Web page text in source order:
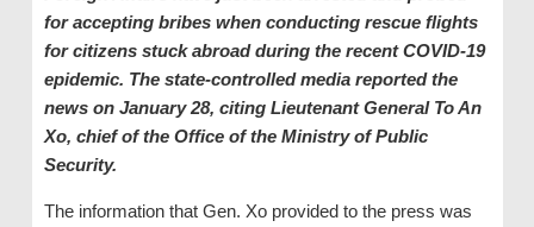
for accepting bribes when conducting rescue flights
for citizens stuck abroad during the recent COVID-19
epidemic. The state-controlled media reported the
news on January 28, citing Lieutenant General To An
Xo, chief of the Office of the Ministry of Public
Security.
The information that Gen. Xo provided to the press was